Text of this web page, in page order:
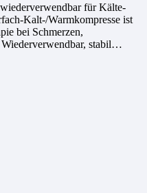
für Kälte-
Kalt-/Warmkompresse ist
bei Schmerzen,
Wiederverwendbar, stabil…